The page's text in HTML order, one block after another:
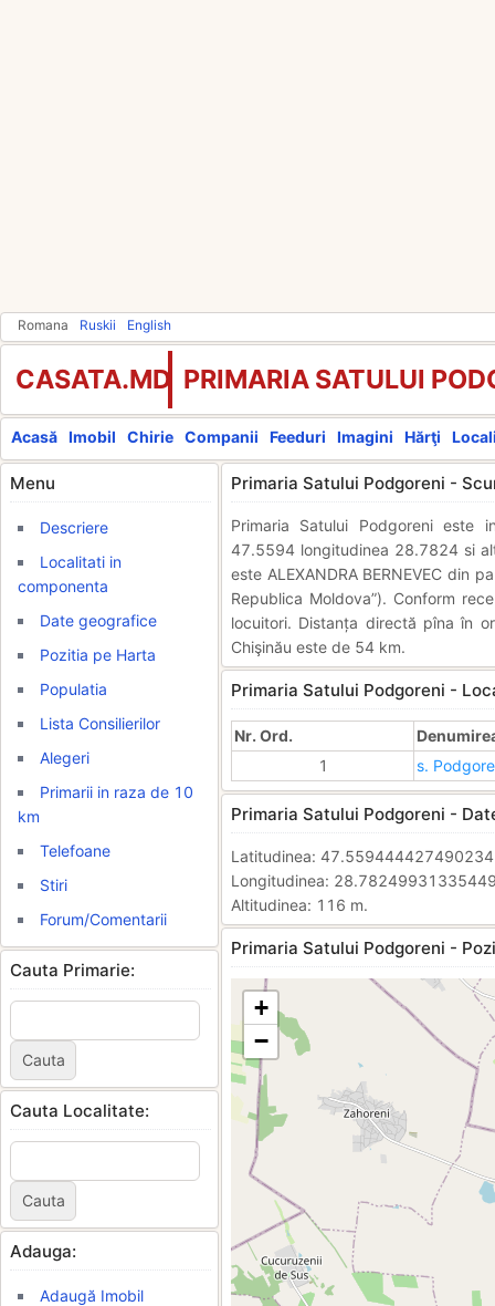
Romana Ruskii English
CASATA.MD PRIMARIA SATULUI
Acasă Imobil Chirie Companii Feeduri Imagini Hărţi
Menu
Descriere
Localitati in
componenta
Date geografice
Pozitia pe Harta
Populatia
Lista Consilierilor
Alegeri
Primarii in raza de 10
km
Telefoane
Stiri
Forum/Comentarii
Cauta Primarie:
Cauta Localitate:
Adauga:
Adaugă Imobil
Primaria Satului Podgoreni -
Primaria Satului Podgoreni este
47.5594 longitudinea 28.7824 si
este ALEXANDRA BERNEVEC din
Republica Moldova”). Conform
locuitori. Distanța directă pîna în
Chişinău este de 54 km.
Primaria Satului Podgoreni -
Nr. Ord.
1
s.
Primaria Satului Podgoreni -
Latitudinea:
Longitudinea:
Altitudinea: 116 m.
Primaria Satului Podgoreni -
+
−